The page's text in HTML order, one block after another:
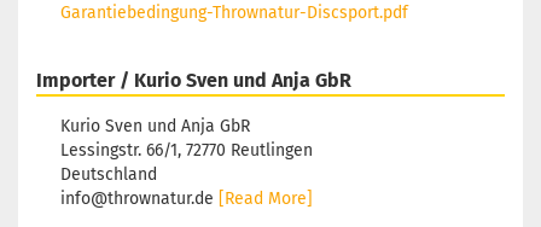
Garantiebedingung-Thrownatur-Discsport.pdf
Importer / Kurio Sven und Anja GbR
Kurio Sven und Anja GbR
Lessingstr. 66/1, 72770 Reutlingen
Deutschland
info@thrownatur.de [Read More]